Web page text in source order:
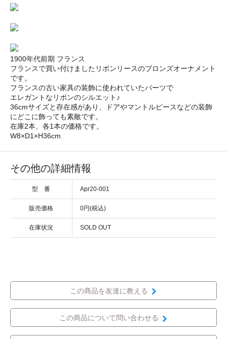
1900年代前期 フランス
フランスで買い付けましたリボンリースのブロンズオーナメント
です。
フランスの古い家具の装飾に使われていたパーツで
エレガントなリボンのシルエット♪
36cmサイズと存在感があり、ドアやマントルピースなどの装飾
にどこに飾っても素敵です。
在庫2本、各1本の価格です。
W8×D1×H36cm
その他の詳細情報
型 番 Apr20-001
販売価格 0円(税込)
在庫状況 SOLD OUT
この商品を友達に教える
この商品について問い合わせる